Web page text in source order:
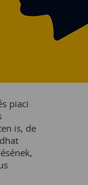
piaci
is, de